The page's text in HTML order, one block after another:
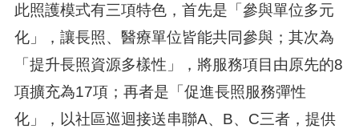
此照護模式有三項特色，首先是「參與單位多元
化」，讓長照、醫療單位皆能共同參與；其次為
「提升長照資源多樣性」，將服務項目由原先的8
項擴充為17項；再者是「促進長照服務彈性
化」，以社區巡迴接送串聯A、B、C三者，提供